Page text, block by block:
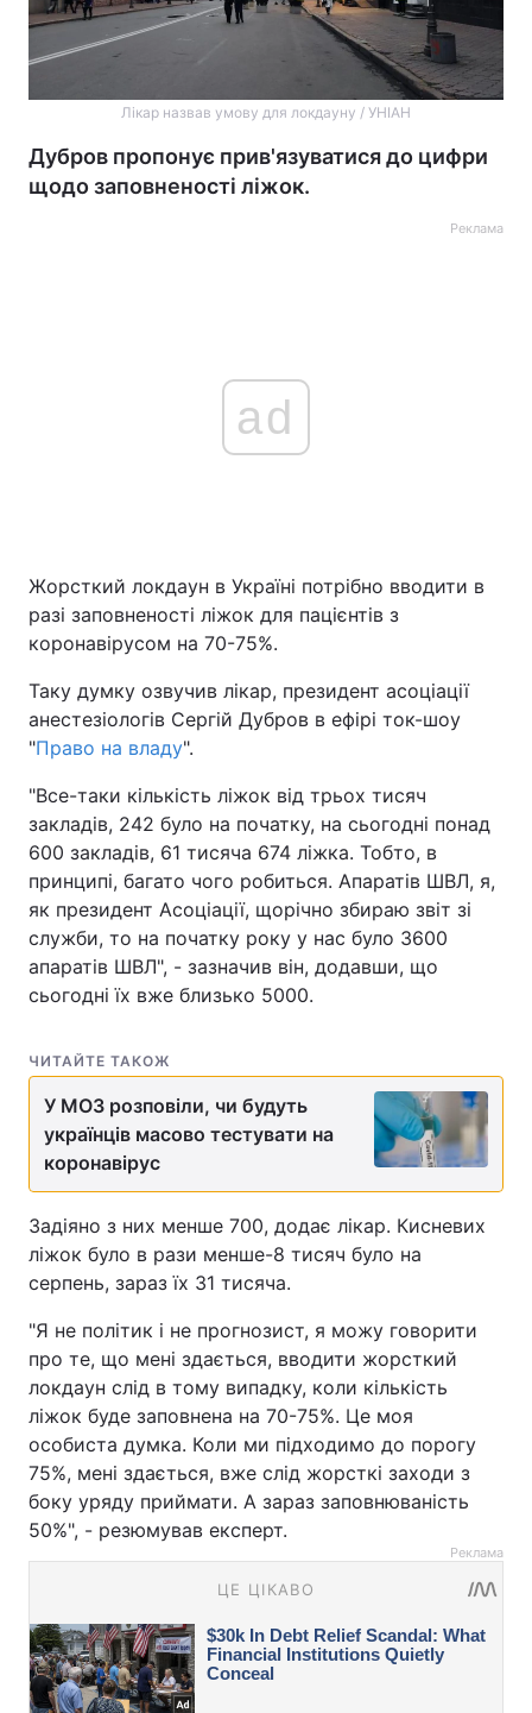
Лікар назвав умову для локдауну / УНІАН
Дубров пропонує прив'язуватися до цифри
щодо заповненості ліжок.
Реклама
ad
Жорсткий локдаун в Україні потрібно вводити в
разі заповненості ліжок для пацієнтів з
коронавірусом на 70-75%.
Таку думку озвучив лікар, президент асоціації
анестезіологів Сергій Дубров в ефірі ток-шоу
"Право на владу".
"Все-таки кількість ліжок від трьох тисяч
закладів, 242 було на початку, на сьогодні понад
600 закладів, 61 тисяча 674 ліжка. Тобто, в
принципі, багато чого робиться. Апаратів ШВЛ, я,
як президент Асоціації, щорічно збираю звіт зі
служби, то на початку року у нас було 3600
апаратів ШВЛ", - зазначив він, додавши, що
сьогодні їх вже близько 5000.
ЧИТАЙТЕ ТАКОЖ
У МОЗ розповіли, чи будуть
українців масово тестувати на
коронавірус
Задіяно з них менше 700, додає лікар. Кисневих
ліжок було в рази менше-8 тисяч було на
серпень, зараз їх 31 тисяча.
"Я не політик і не прогнозист, я можу говорити
про те, що мені здається, вводити жорсткий
локдаун слід в тому випадку, коли кількість
ліжок буде заповнена на 70-75%. Це моя
особиста думка. Коли ми підходимо до порогу
75%, мені здається, вже слід жорсткі заходи з
боку уряду приймати. А зараз заповнюваність
50%", - резюмував експерт.
Реклама